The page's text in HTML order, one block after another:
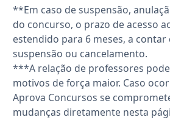
**Em caso de suspensão,
do concurso, o prazo de acesso
estendido para 6 meses, a contar
suspensão ou cancelamento.
***A relação de professores
motivos de força maior. Caso
Aprova Concursos se
mudanças diretamente nesta